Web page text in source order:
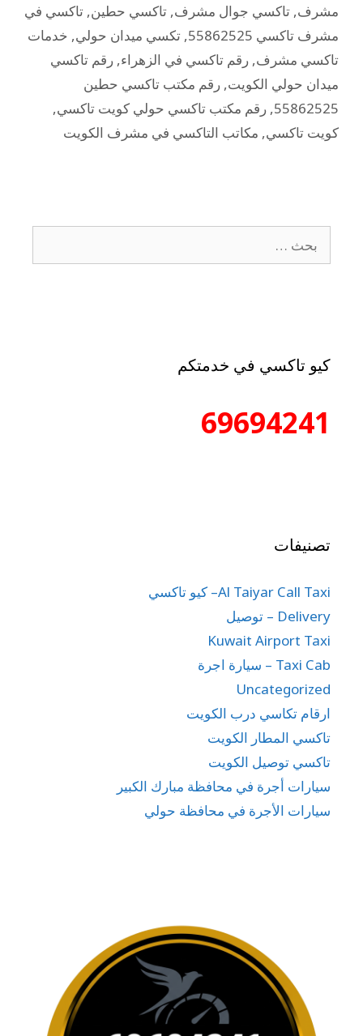
مشرف, تاكسي جوال مشرف, تاكسي حطين, تاكسي في
مشرف تاكسي 55862525
, تكسي ميدان حولي, خدمات
تاكسي مشرف, رقم تاكسي في الزهراء, رقم تاكسي
ميدان حولي الكويت, رقم مكتب تاكسي حطين
55862525
, رقم مكتب تاكسي حولي كويت تاكسي,
كويت تاكسي, مكاتب التاكسي في مشرف الكويت
كيو تاكسي في خدمتكم
69694241
تصنيفات
Al Taiyar Call Taxi– كيو تاكسي
Delivery – توصيل
Kuwait Airport Taxi
Taxi Cab – سيارة اجرة
Uncategorized
ارقام تكاسي درب الكويت
تاكسي المطار الكويت
تاكسي توصيل الكويت
سيارات أجرة في محافظة مبارك الكبير
سيارات الأجرة في محافظة حولي